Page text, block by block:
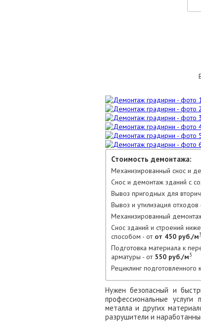
Стоимость демонтажа:
Механизированный снос и
Снос и демонтаж зданий с
Вывоз пригодных для
Вывоз и утилизация
Механизированный
Снос зданий и строений
способом - от от 450 руб./м3
Подготовка материала к
арматуры - от 550 руб./м3
Рециклинг
Нужен безопасный и
профессиональные
металла и других
разрушители и